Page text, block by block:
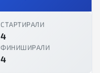
СТАРТИРАЛИ
4
ФИНИШИРАЛИ
4